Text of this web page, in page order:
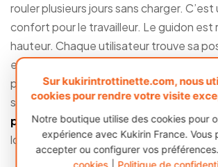
rouler plusieurs jours sans charger. C’est
confort pour le travailleur. Le guidon est
hauteur. Chaque utilisateur trouve sa
ergonomique idéale. C’est l’outil de
pour tous. La structure transmet une
sécurité absolue.Chaque kilomètre
plaisir stable. C’est une machine
longtemps.
Sur kukirintrottinette.com, nous
cookies pour rendre votre visite
Notre boutique utilise des cookies pour
expérience avec Kukirin France. Vous
accepter ou configurer vos préférences.
cookies
Politique de